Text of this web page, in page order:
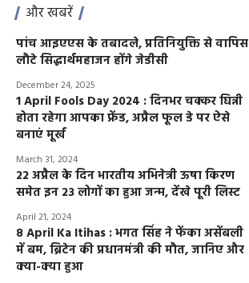
और खबरें
पांच आइएएस के तबादले, प्रतिनियुक्ति से वापिस
लौटे सिद्धार्थमहाजन होंगे जेडीसी
December 24, 2025
1 April Fools Day 2024 : दिनभर चक्कर घिन्नी
होता रहेगा आपका फ्रेंड, अप्रैल फूल डे पर ऐसे
बनाएं मूर्ख
March 31, 2024
22 अप्रैल के दिन भारतीय अभिनेत्री ऊषा किरण
समेत इन 23 लोगों का हुआ जन्म, देंखे पूरी लिस्ट
April 21, 2024
8 April Ka Itihas : भगत सिंह ने फेंका असेंबली
में बम, ब्रिटेन की प्रधानमंत्री की मौत, जानिए और
क्या-क्या हुआ